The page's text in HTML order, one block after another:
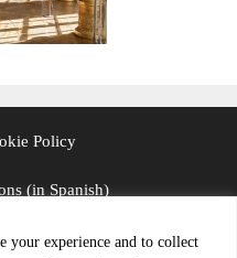
your experience and to collect
Policy
(in Spanish)